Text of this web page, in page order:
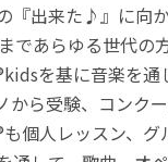
『出来た♪』に向か
であらゆる世代の
を基に音楽を
ら受験、コンク
個人レッスン、